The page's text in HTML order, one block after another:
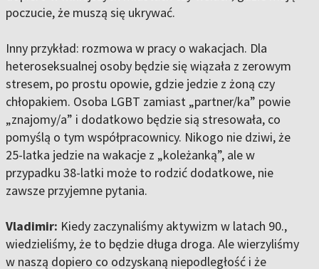
poczucie, że muszą się ukrywać.
Inny przykład: rozmowa w pracy o wakacjach. Dla
heteroseksualnej osoby będzie się wiązała z zerowym
stresem, po prostu opowie, gdzie jedzie z żoną czy
chłopakiem. Osoba LGBT zamiast „partner/ka” powie
„znajomy/a” i dodatkowo będzie sią stresowała, co
pomyślą o tym współpracownicy. Nikogo nie dziwi, że
25-latka jedzie na wakacje z „koleżanką”, ale w
przypadku 38-latki może to rodzić dodatkowe, nie
zawsze przyjemne pytania.
Vladimir: Kiedy zaczynaliśmy aktywizm w latach 90.,
wiedzieliśmy, że to będzie długa droga. Ale wierzyliśmy
w naszą dopiero co odzyskaną niepodległość i że